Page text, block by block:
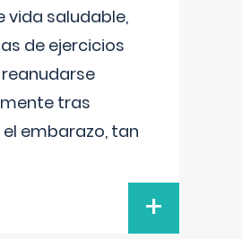
vida saludable,
de ejercicios
tras
embarazo, tan
+